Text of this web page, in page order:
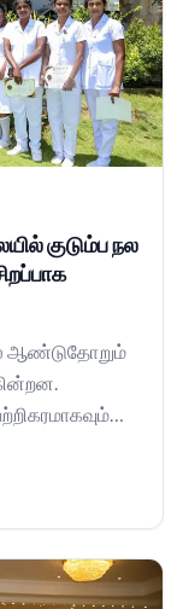
குடும்ப நல
ஆண்டுதோறும்